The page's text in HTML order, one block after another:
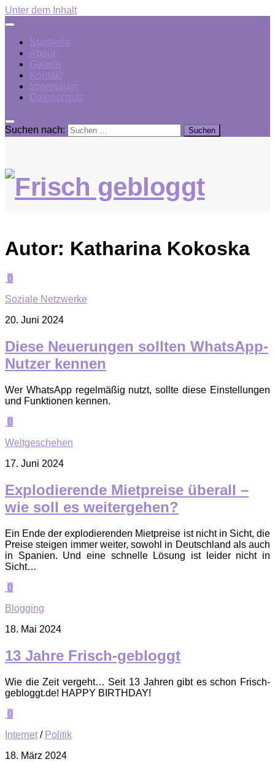
Unter dem Inhalt
Startseite
About
Galerie
Kontakt
Impressum
Datenschutz
Suchen nach:
Autor: Katharina Kokoska
0
Soziale Netzwerke
20. Juni 2024
Diese Neuerungen sollten WhatsApp-
Nutzer kennen
Wer WhatsApp regelmäßig nutzt, sollte diese Einstellungen
und Funktionen kennen.
0
Weltgeschehen
17. Juni 2024
Explodierende Mietpreise überall –
wie soll es weitergehen?
Ein Ende der explodierenden Mietpreise ist nicht in Sicht, die
Preise steigen immer weiter, sowohl in Deutschland als auch
in Spanien. Und eine schnelle Lösung ist leider nicht in
Sicht…
0
Blogging
18. Mai 2024
13 Jahre Frisch-gebloggt
Wie die Zeit vergeht… Seit 13 Jahren gibt es schon Frisch-
gebloggt.de! HAPPY BIRTHDAY!
0
Internet / Politik
18. März 2024